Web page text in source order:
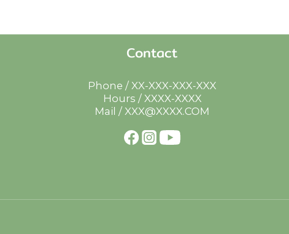
Contact
Phone / XX-XXX-XXX-XXX
Hours / XXXX-XXXX
Mail / XXX@XXXX.COM